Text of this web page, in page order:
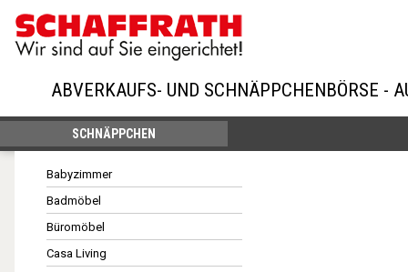
ABVERKAUFS- UND SCHNÄPPCHENBÖRSE -
SCHNÄPPCHEN
Babyzimmer
Badmöbel
Büromöbel
Casa Living